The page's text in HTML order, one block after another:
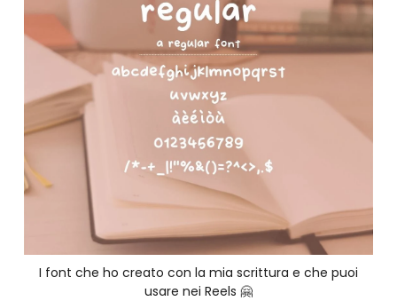
I font che ho creato con la mia scrittura e che puoi
usare nei Reels 🤗